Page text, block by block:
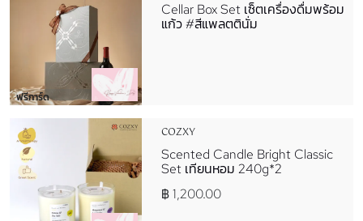
ฟรีการ์ด
Cellar Box Set เซ็ตเครื่องดื่มพร้อม
แก้ว #สีแพลตตินั่ม
COZXY
Scented Candle Bright Classic
Set เทียนหอม 240g*2
฿ 1,200.00